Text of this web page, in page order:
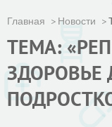
Главная Новости
ТЕМА:
ЗДОРОВЬЕ